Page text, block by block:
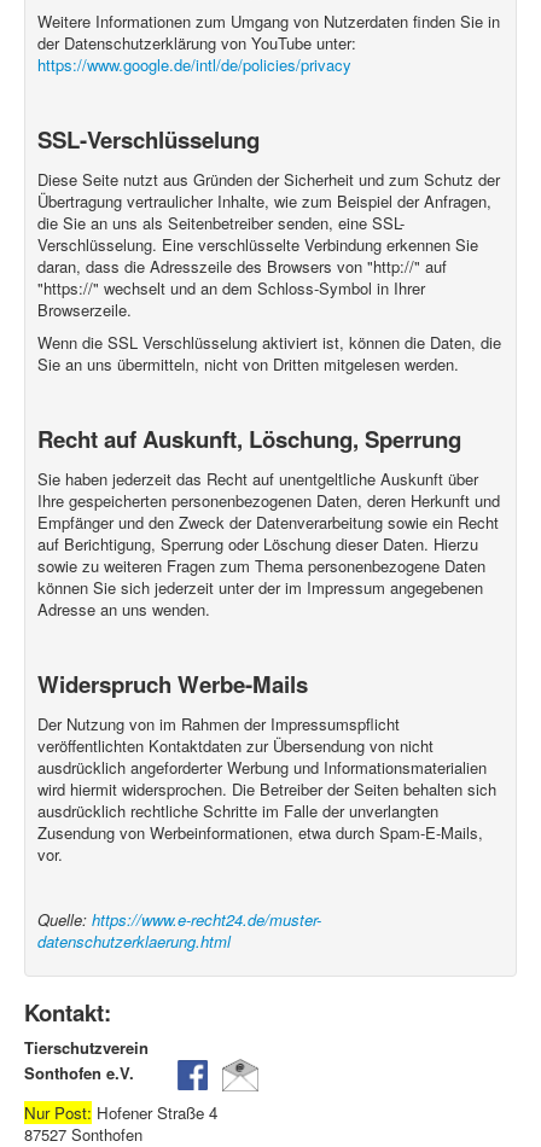
Weitere Informationen zum Umgang von Nutzerdaten finden Sie in
der Datenschutzerklärung von YouTube unter:
https://www.google.de/intl/de/policies/privacy
SSL-Verschlüsselung
Diese Seite nutzt aus Gründen der Sicherheit und zum Schutz der
Übertragung vertraulicher Inhalte, wie zum Beispiel der Anfragen,
die Sie an uns als Seitenbetreiber senden, eine SSL-
Verschlüsselung. Eine verschlüsselte Verbindung erkennen Sie
daran, dass die Adresszeile des Browsers von "http://" auf
"https://" wechselt und an dem Schloss-Symbol in Ihrer
Browserzeile.
Wenn die SSL Verschlüsselung aktiviert ist, können die Daten, die
Sie an uns übermitteln, nicht von Dritten mitgelesen werden.
Recht auf Auskunft, Löschung, Sperrung
Sie haben jederzeit das Recht auf unentgeltliche Auskunft über
Ihre gespeicherten personenbezogenen Daten, deren Herkunft und
Empfänger und den Zweck der Datenverarbeitung sowie ein Recht
auf Berichtigung, Sperrung oder Löschung dieser Daten. Hierzu
sowie zu weiteren Fragen zum Thema personenbezogene Daten
können Sie sich jederzeit unter der im Impressum angegebenen
Adresse an uns wenden.
Widerspruch Werbe-Mails
Der Nutzung von im Rahmen der Impressumspflicht
veröffentlichten Kontaktdaten zur Übersendung von nicht
ausdrücklich angeforderter Werbung und Informationsmaterialien
wird hiermit widersprochen. Die Betreiber der Seiten behalten sich
ausdrücklich rechtliche Schritte im Falle der unverlangten
Zusendung von Werbeinformationen, etwa durch Spam-E-Mails,
vor.
Quelle: https://www.e-recht24.de/muster-
datenschutzerklaerung.html
Kontakt:
Tierschutzverein
Sonthofen e.V.
Nur Post: Hofener Straße 4
87527 Sonthofen